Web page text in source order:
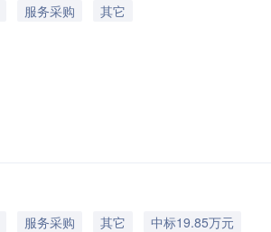
服务采购
其它
服务采购 其它
中标19.85万元